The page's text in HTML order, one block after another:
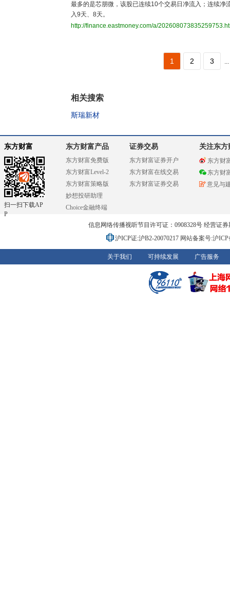
最多的是芯朋微，该股已连续10个交易日净流入；连续净
入9天、8天。
http://finance.eastmoney.com/a/
1 2 3 ...
相关搜索
斯瑞新材
东方财富
扫一扫下载AP
P
东方财富产品
东方财富免费版
东方财富Level-2
东方财富策略版
妙想投研助理
Choice金融终端
证券交易
东方财富证券开户
东方财富在线交易
东方财富证券交易
关注东方
东方财
东方财
意见与
信息网络传播视听节目许可证：0908328号 经营证
沪ICP证:沪B2-20070217 网站备案号:沪
关于我们 可持续发展 广告服务